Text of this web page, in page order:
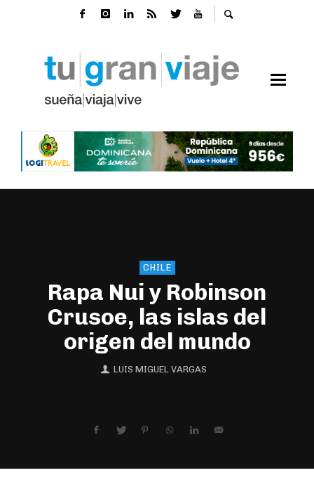
CHILE
Rapa Nui y Robinson
Crusoe, las islas del
origen del mundo
LUIS MIGUEL VARGAS